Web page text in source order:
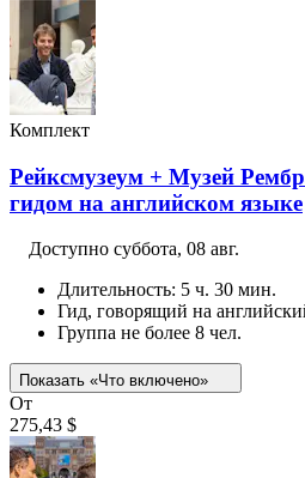
Комплект
Рейксмузеум + Музей
гидом на английском языке
Доступно суббота, 08 авг.
Длительность: 5 ч. 30 мин.
Гид, говорящий на
Группа не более 8 чел.
Показать «Что включено»
От
275,43 $